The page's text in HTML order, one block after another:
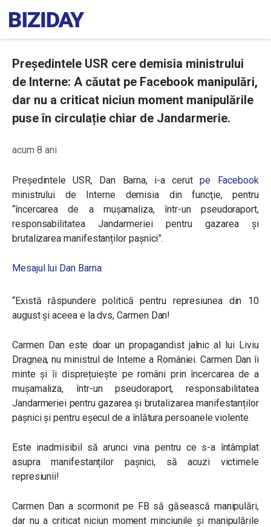
Președintele USR cere demisia ministrului
de Interne: A căutat pe Facebook manipulări,
dar nu a criticat niciun moment manipulările
puse în circulație chiar de Jandarmerie.
acum 8 ani
Preşedintele USR, Dan Barna, i-a cerutpe Facebook
ministrului de Interne demisia din funcţie, pentru
“încercarea de a mușamaliza, într-un pseudoraport,
responsabilitatea Jandarmeriei pentru gazarea și
brutalizarea manifestanților pașnici”.
Mesajul lui Dan Barna:
“Există răspundere politică pentru represiunea din 10
august și aceea e la dvs, Carmen Dan!
Carmen Dan este doar un propagandist jalnic al lui Liviu
Dragnea, nu ministrul de Interne a României. Carmen Dan îi
minte și îi disprețuiește pe români prin încercarea de a
mușamaliza, într-un pseudoraport, responsabilitatea
Jandarmeriei pentru gazarea și brutalizarea manifestanților
pașnici și pentru eșecul de a înlătura persoanele violente.
Este inadmisibil să arunci vina pentru ce s-a întâmplat
asupra manifestanților pașnici, să acuzi victimele
represiunii!
Carmen Dan a scormonit pe FB să găsească manipulări,
dar nu a criticat niciun moment minciunile și manipulările